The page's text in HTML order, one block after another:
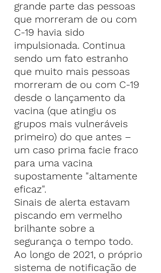
grande parte das pessoas
que morreram de ou com
C-19 havia sido
impulsionada. Continua
sendo um fato estranho
que muito mais pessoas
morreram de ou com C-19
desde o lançamento da
vacina (que atingiu os
grupos mais vulneráveis
primeiro) do que antes –
um caso prima facie fraco
para uma vacina
supostamente "altamente
eficaz".
Sinais de alerta estavam
piscando em vermelho
brilhante sobre a
segurança o tempo todo.
Ao longo de 2021, o próprio
sistema de notificação de